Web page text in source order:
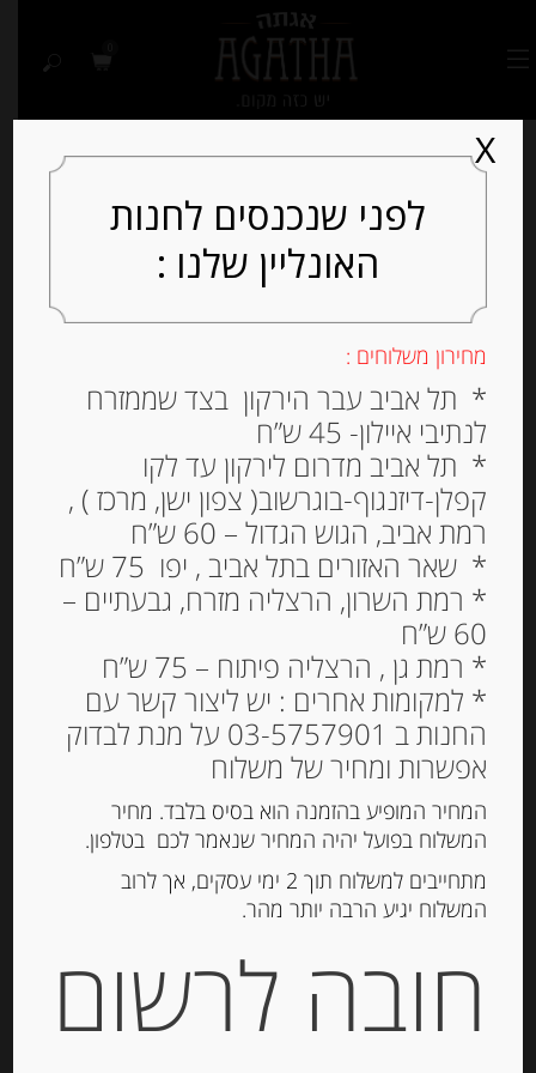
קונפיטורה דובדבנים 250
גרם 100% פרי – Zuegg
₪ 27.00
מחיר ל 100 גרם: 10.80 ש"ח
הוספה לסל
מק"ט:
80322733
ריבות, דבש וממרחים
מתוקים
לפני שנכנסים לחנות
האונליין שלנו :
מחירון משלוחים :
* תל אביב עבר הירקון בצד שממזרח
לנתיבי איילון- 45 ש”ח
* תל אביב מדרום לירקון עד לקו
קפלן-דיזנגוף-בוגרשוב( צפון ישן, מרכז ) ,
רמת אביב, הגוש הגדול – 60 ש”ח
* שאר האזורים בתל אביב , יפו 75 ש”ח
* רמת השרון, הרצליה מזרח, גבעתיים –
60 ש”ח
* רמת גן , הרצליה פיתוח – 75 ש”ח
* למקומות אחרים : יש ליצור קשר עם
החנות ב 03-5757901 על מנת לבדוק
אפשרות ומחיר של משלוח
המחיר המופיע בהזמנה הוא בסיס בלבד. מחיר
המשלוח בפועל יהיה המחיר שנאמר לכם בטלפון.
מתחייבים למשלוח תוך 2 ימי עסקים, אך לרוב
המשלוח יגיע הרבה יותר מהר.
חובה לרשום
X